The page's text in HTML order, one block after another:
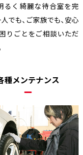
るく綺麗な待合室を完
人でも、ご家族でも、安心
りごとをご相談いただ
種メンテナンス